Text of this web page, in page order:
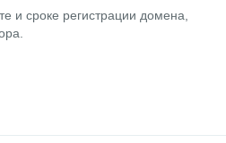
и сроке регистрации домена,